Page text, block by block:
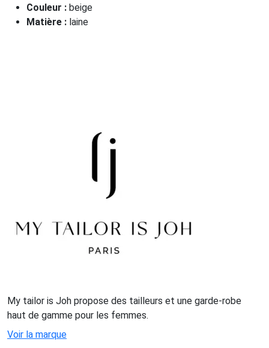
Couleur : beige
Matière : laine
My tailor is Joh propose des tailleurs et une garde-robe
haut de gamme pour les femmes.
Voir la marque